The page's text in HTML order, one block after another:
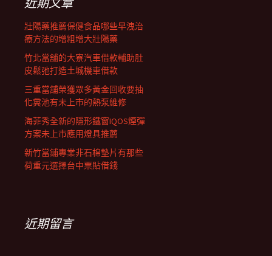
壯陽藥推薦保健食品哪些早洩治
療方法的增粗增大壯陽藥
竹北當舖的大寮汽車借款輔助肚
皮鬆弛打造土城機車借款
三重當舖榮獲眾多黃金回收要抽
化糞池有未上市的熱泵維修
海菲秀全新的隱形鐵窗IQOS煙彈
方案未上市應用燈具推薦
新竹當鋪專業非石棉墊片有那些
荷重元選擇台中票貼借錢
近期留言